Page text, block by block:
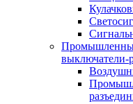
выключатели-